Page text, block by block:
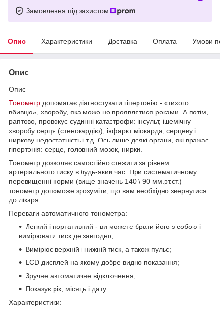
Замовлення під захистом
Опис Характеристики Доставка Оплата Умови
Опис
Опис
Тонометр допомагає діагностувати гіпертонію - «тихого
вбивцю», хворобу, яка може не проявлятися роками. А потім,
раптово, провокує судинні катастрофи: інсульт, ішемічну
хворобу серця (стенокардію), інфаркт міокарда, серцеву і
ниркову недостатність і т.д. Ось лише деякі органи, які вражає
гіпертонія: серце, головний мозок, нирки.
Тонометр дозволяє самостійно стежити за рівнем
артеріального тиску в будь-який час. При систематичному
перевищенні норми (вище значень 140 \ 90 мм.рт.ст.)
тонометр допоможе зрозуміти, що вам необхідно звернутися
до лікаря.
Переваги автоматичного тонометра:
Легкий і портативний - ви можете брати його з собою і
вимірювати тиск де завгодно;
Вимірює верхній і нижній тиск, а також пульс;
LCD дисплей на якому добре видно показання;
Зручне автоматичне відключення;
Показує рік, місяць і дату.
Характеристики: